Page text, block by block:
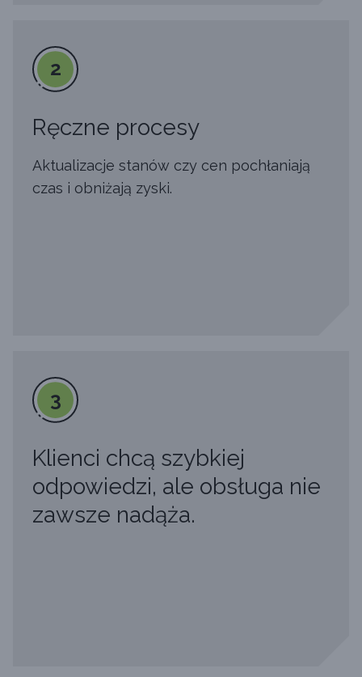
2
Ręczne procesy
Aktualizacje stanów czy cen pochłaniają
czas i obniżają zyski.
3
Klienci chcą szybkiej
odpowiedzi, ale obsługa nie
zawsze nadąża.